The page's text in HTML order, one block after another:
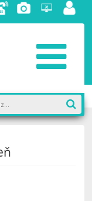
Fotogaléria
Helpdesk